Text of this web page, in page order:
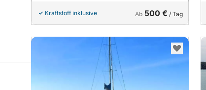
Kraftstoff inklusive Ab 500 € / Tag